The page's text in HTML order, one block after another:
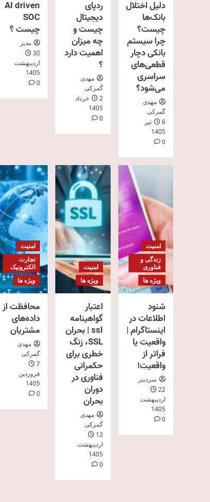
دلیل اختلال
بانک‌ها
چیست؟
چرا سیستم
بانکی دچار
قطعی‌های
سراسری
می‌شود؟
مهدی
گمرکی
6 تیر
1405
0
ردپای
دیجیتال
چیست و
چه میزان
اهمیت دارد
؟
مهدی
گمرکی
2 خرداد
1405
0
AI driven
SOC
چیست ؟
مدیر
30
اردیبهشت
1405
0
امنیت
زندگی و
فناوری
ویژه ها
شنود
اطلاعات در
اینستاگرام |
واقعیت یا
فراتر از
واقعیت!
سردبیر
22
اردیبهشت
1405
0
امنیت
ویژه ها
اعتبار
گواهینامه
ssl | بحران
SSL، زنگ
خطری برای
حکمرانی
فناوری در
دوران
بحران
مهدی
گمرکی
12
اردیبهشت
1405
0
امنیت
تجارت
الکترونیک
ویژه ها
محافظت از
داده‌های
مشتریان
مهدی
گمرکی
7
فروردین
1405
0